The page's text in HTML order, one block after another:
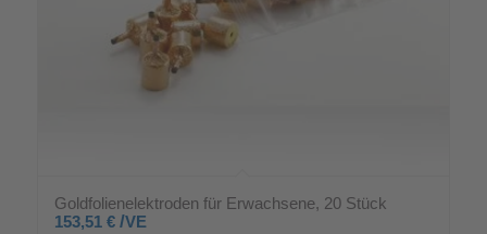
Goldfolienelektroden für Erwachsene, 20 Stück
153,51 € /VE